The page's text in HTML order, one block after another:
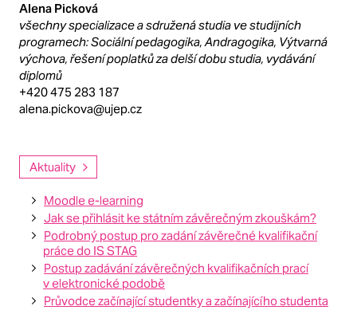
Alena Picková
všechny specializace a sdružená studia ve studijních
programech: Sociální pedagogika, Andragogika, Výtvarná
výchova, řešení poplatků za delší dobu studia, vydávání
diplomů
+420 475 283 187
alena.pickova@ujep.cz
Aktuality
Moodle e-learning
Jak se přihlásit ke státním závěrečným zkouškám?
Podrobný postup pro zadání závěrečné kvalifikační
práce do IS STAG
Postup zadávání závěrečných kvalifikačních prací
v elektronické podobě
Průvodce začínající studentky a začínajícího studenta